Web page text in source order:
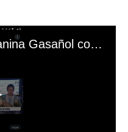
El mal momento de Yanina Gasañol con un hincha argentino en "Subrayado"